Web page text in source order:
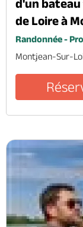
d'un bateau
de Loire à
Randonnée -
Montjean-Sur-